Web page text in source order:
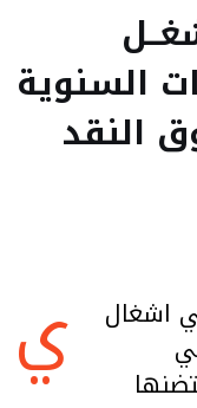
السنوية
النقد
ي اشغال